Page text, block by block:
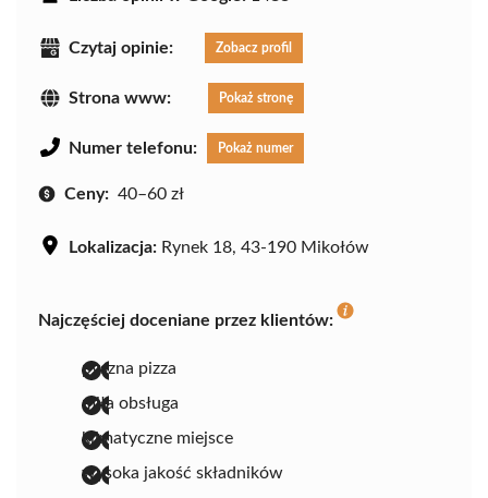
Czytaj opinie: Zobacz profil
Strona www: Pokaż stronę
Numer telefonu: Pokaż numer
Ceny: 40–60 zł
Lokalizacja: Rynek 18, 43-190 Mikołów
Najczęściej doceniane przez klientów:
pyszna pizza
miła obsługa
klimatyczne miejsce
wysoka jakość składników